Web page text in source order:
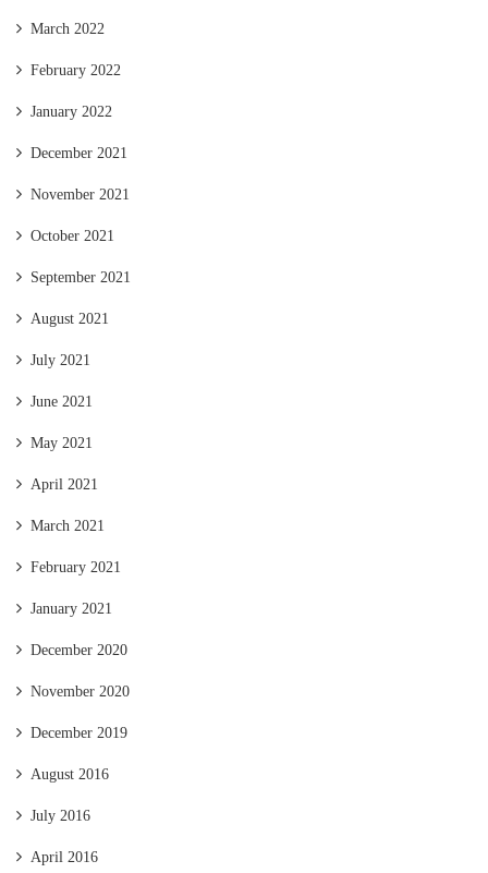
March 2022
February 2022
January 2022
December 2021
November 2021
October 2021
September 2021
August 2021
July 2021
June 2021
May 2021
April 2021
March 2021
February 2021
January 2021
December 2020
November 2020
December 2019
August 2016
July 2016
April 2016